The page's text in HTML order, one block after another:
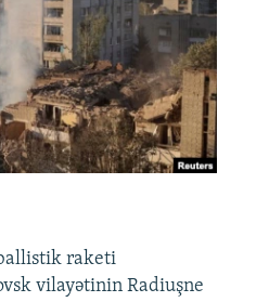
raketi
vilayətinin Radiuşne